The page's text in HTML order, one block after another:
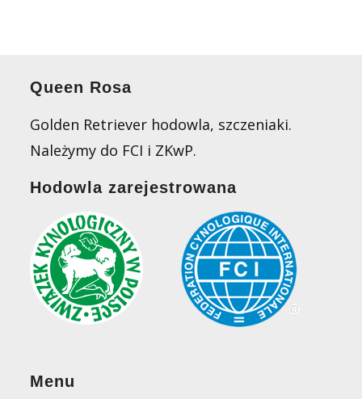
Queen Rosa
Golden Retriever hodowla, szczeniaki.
Należymy do FCI i ZKwP.
Hodowla zarejestrowana
Menu